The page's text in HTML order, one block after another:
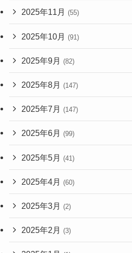
2025年11月 (55)
2025年10月 (91)
2025年9月 (82)
2025年8月 (147)
2025年7月 (147)
2025年6月 (99)
2025年5月 (41)
2025年4月 (60)
2025年3月 (2)
2025年2月 (3)